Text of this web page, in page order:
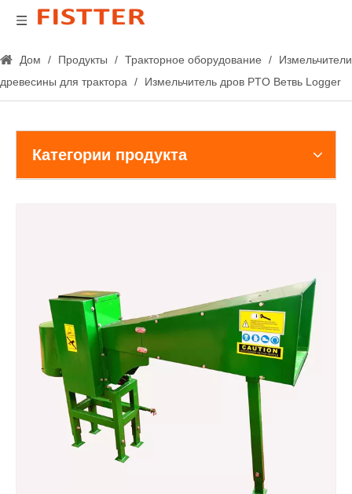
Дом / Продукты / Тракторное оборудование /
Измельчители
древесины для трактора
/ Измельчитель дров PTO Ветвь Logger
Категории продукта